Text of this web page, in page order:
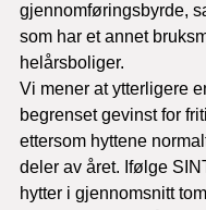
gjennomføringsbyrde,
som har et annet
helårsboliger.
Vi mener at ytterligere
begrenset gevinst for
ettersom hyttene
deler av året. Ifølge
hytter i gjennomsnitt